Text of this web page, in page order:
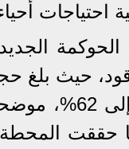
احتياجات
الحوكمة
يعادل نسبة
حققت